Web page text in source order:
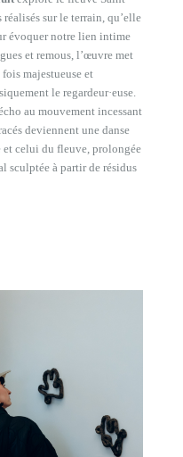
sur le terrain, qu’elle
évoquer notre lien intime
et remous, l’œuvre met
majestueuse et
le regardeur·euse.
au mouvement incessant
deviennent une danse
et celui du fleuve, prolongée
sculptée à partir de résidus